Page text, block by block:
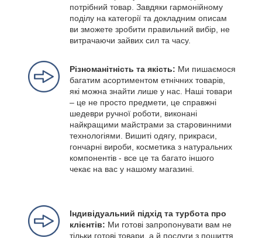
потрібний товар. Завдяки гармонійному
поділу на категорії та докладним описам
ви зможете зробити правильний вибір, не
витрачаючи зайвих сил та часу.
Різноманітність та якість: Ми пишаємося
багатим асортиментом етнічних товарів,
які можна знайти лише у нас. Наші товари
– це не просто предмети, це справжні
шедеври ручної роботи, виконані
найкращими майстрами за старовинними
технологіями. Вишиті одягу, прикраси,
гончарні вироби, косметика з натуральних
компонентів - все це та багато іншого
чекає на вас у нашому магазині.
Індивідуальний підхід та турбота про
клієнтів: Ми готові запропонувати вам не
тільки готові товари, а й послуги з пошиття